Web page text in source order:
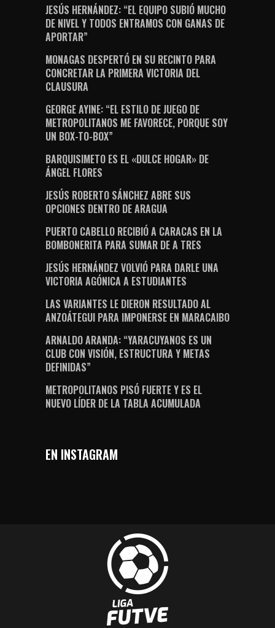
JESÚS HERNÁNDEZ: “EL EQUIPO SUBIÓ MUCHO
DE NIVEL Y TODOS ENTRAMOS CON GANAS DE
APORTAR”
MONAGAS DESPERTÓ EN SU RECINTO PARA
CONCRETAR LA PRIMERA VICTORIA DEL
CLAUSURA
GEORGE AYINE: “EL ESTILO DE JUEGO DE
METROPOLITANOS ME FAVORECE, PORQUE SOY
UN BOX-TO-BOX”
BARQUISIMETO ES EL «DULCE HOGAR» DE
ÁNGEL FLORES
JESÚS ROBERTO SÁNCHEZ ABRE SUS
OPCIONES DENTRO DE ARAGUA
PUERTO CABELLO RECIBIÓ A CARACAS EN LA
BOMBONERITA PARA SUMAR DE A TRES
JESÚS HERNÁNDEZ VOLVIÓ PARA DARLE UNA
VICTORIA AGÓNICA A ESTUDIANTES
LAS VARIANTES LE DIERON RESULTADO AL
ANZOÁTEGUI PARA IMPONERSE EN MARACAIBO
ARNALDO ARANDA: “YARACUYANOS ES UN
CLUB CON VISIÓN, ESTRUCTURA Y METAS
DEFINIDAS”
METROPOLITANOS PISÓ FUERTE Y ES EL
NUEVO LÍDER DE LA TABLA ACUMULADA
EN INSTAGRAM